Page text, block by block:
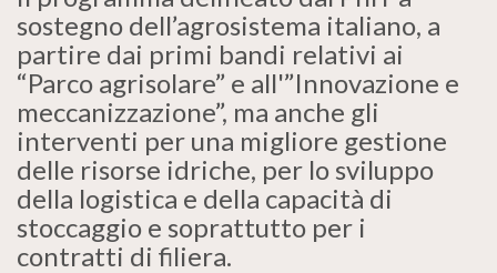
sostegno dell’agrosistema italiano, a
partire dai primi bandi relativi ai
“Parco agrisolare” e all'”Innovazione e
meccanizzazione”, ma anche gli
interventi per una migliore gestione
delle risorse idriche, per lo sviluppo
della logistica e della capacità di
stoccaggio e soprattutto per i
contratti di filiera.